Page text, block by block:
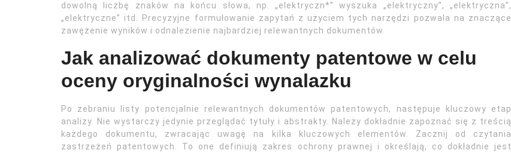
dowolną liczbę znaków na końcu słowa, np. „elektryczn*” wyszuka „elektryczny”, „elektryczna”,
„elektryczne” itd. Precyzyjne formułowanie zapytań z użyciem tych narzędzi pozwala na znaczące
zawężenie wyników i odnalezienie najbardziej relewantnych dokumentów.
Jak analizować dokumenty patentowe w celu
oceny oryginalności wynalazku
Po zebraniu listy potencjalnie relewantnych dokumentów patentowych, następuje kluczowy etap
analizy. Nie wystarczy jedynie przeglądać tytuły i abstrakty. Należy dokładnie zapoznać się z treścią
każdego dokumentu, zwracając uwagę na kilka kluczowych elementów. Zacznij od czytania
zastrzeżeń patentowych. To one definiują zakres ochrony prawnej i określają, co dokładnie jest